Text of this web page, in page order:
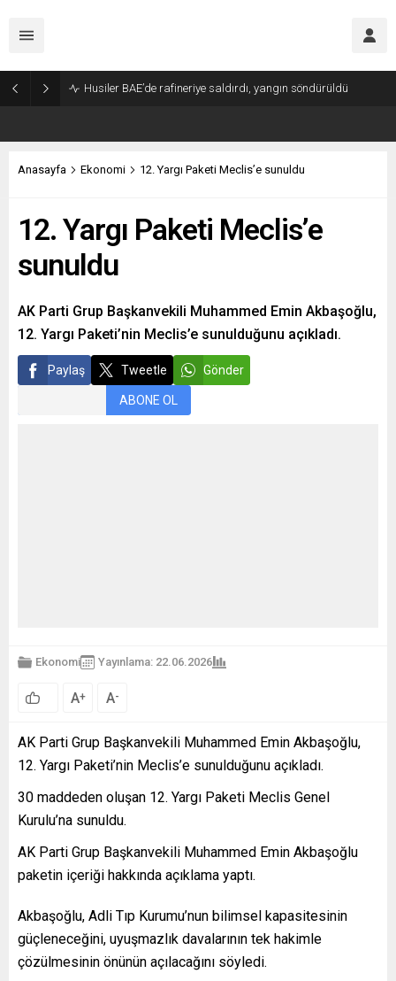
Husiler BAE’de rafineriye saldırdı, yangın söndürüldü
Anasayfa Ekonomi 12. Yargı Paketi Meclis’e sunuldu
12. Yargı Paketi Meclis’e
sunuldu
AK Parti Grup Başkanvekili Muhammed Emin Akbaşoğlu,
12. Yargı Paketi’nin Meclis’e sunulduğunu açıkladı.
Paylaş Tweetle Gönder
ABONE OL
Ekonomi Yayınlama: 22.06.2026
A+ A-
AK Parti Grup Başkanvekili Muhammed Emin Akbaşoğlu,
12. Yargı Paketi’nin Meclis’e sunulduğunu açıkladı.
30 maddeden oluşan 12. Yargı Paketi Meclis Genel
Kurulu’na sunuldu.
AK Parti Grup Başkanvekili Muhammed Emin Akbaşoğlu
paketin içeriği hakkında açıklama yaptı.
Akbaşoğlu, Adli Tıp Kurumu’nun bilimsel kapasitesinin
güçleneceğini, uyuşmazlık davalarının tek hakimle
çözülmesinin önünün açılacağını söyledi.